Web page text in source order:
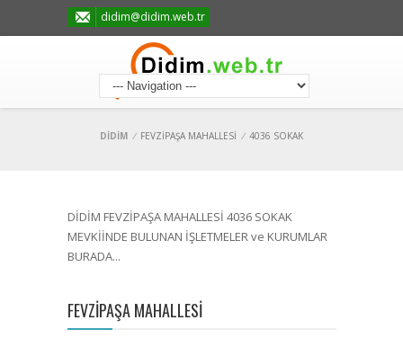
didim@didim.web.tr
DİDİM / FEVZİPAŞA MAHALLESİ / 4036 SOKAK
DİDİM FEVZİPAŞA MAHALLESİ 4036 SOKAK
MEVKİİNDE BULUNAN İŞLETMELER ve KURUMLAR
BURADA...
FEVZİPAŞA MAHALLESİ